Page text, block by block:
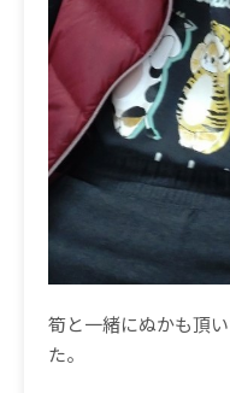
筍と一緒にぬかも頂
た。